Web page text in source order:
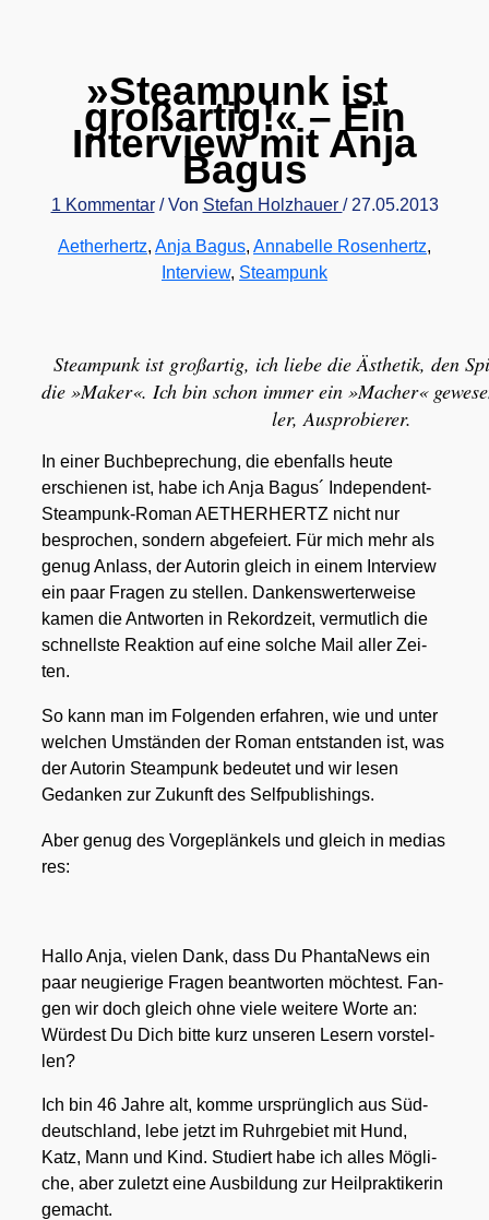
»Steampunk ist
großartig!« – Ein
Interview mit Anja
Bagus
1 Kommentar / Von Stefan Holzhauer / 27.05.2013
Aetherhertz, Anja Bagus, Annabelle Rosenhertz,
Interview, Steampunk
Steam­punk ist groß­ar­tig, ich lie­be die Ästhe­tik, den
die »Maker«. Ich bin schon immer ein »Macher«
ler, Aus­pro­bie­rer.
In einer Buch­be­pre­chung, die eben­falls heu­te
erschie­nen ist, habe ich Anja Bagus´ Inde­pen­dent-
Steam­punk-Roman AETHERHERTZ nicht nur
bespro­chen, son­dern abge­fei­ert. Für mich mehr als
genug Anlass, der Autorin gleich in einem Inter­view
ein paar Fra­gen zu stel­len. Dan­kens­wer­ter­wei­se
kamen die Ant­wor­ten in Rekord­zeit, ver­mut­lich die
schnells­te Reak­ti­on auf eine sol­che Mail aller Zei­
ten.
So kann man im Fol­gen­den erfah­ren, wie und unter
wel­chen Umstän­den der Roman ent­stan­den ist, was
der Autorin Steam­punk bedeu­tet und wir lesen
Gedan­ken zur Zukunft des Self­pu­bli­shings.
Aber genug des Vor­ge­plän­kels und gleich in medi­as
res:
Hal­lo Anja, vie­len Dank, dass Du Phan­ta­News ein
paar neu­gie­ri­ge Fra­gen beant­wor­ten möch­test. Fan­
gen wir doch gleich ohne vie­le wei­te­re Wor­te an:
Wür­dest Du Dich bit­te kurz unse­ren Lesern vor­stel­
len?
Ich bin 46 Jah­re alt, kom­me ursprüng­lich aus Süd­
deutsch­land, lebe jetzt im Ruhr­ge­biet mit Hund,
Katz, Mann und Kind. Stu­diert habe ich alles Mög­li­
che, aber zuletzt eine Aus­bil­dung zur Heil­prak­ti­ke­rin
gemacht.